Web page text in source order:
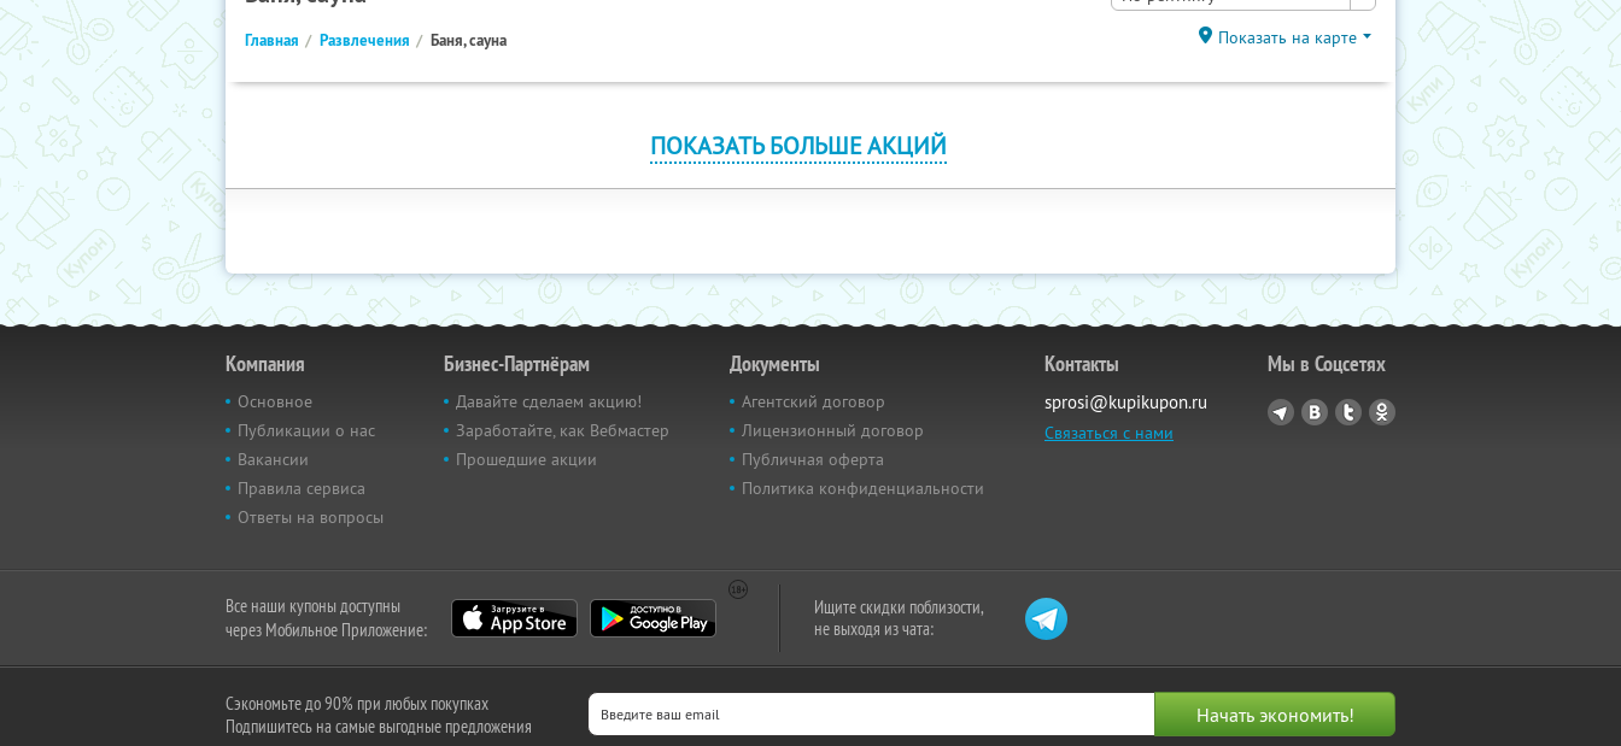
Главная Развлечения Баня, сауна Показать на карте
ПОКАЗАТЬ БОЛЬШЕ АКЦИЙ
Компания
Основное
Публикации о нас
Вакансии
Правила сервиса
Ответы на вопросы
Бизнес-Партнёрам
Давайте сделаем акцию!
Заработайте, как Вебмастер
Прошедшие акции
Документы
Агентский договор
Лицензионный договор
Публичная оферта
Политика конфиденциальности
Контакты
sprosi@kupikupon.ru
Связаться с нами
Мы в Соцсетях
Все наши купоны доступны
через Мобильное Приложение:
Ищите скидки поблизости,
не выходя из чата:
Сэкономьте до 90% при любых покупках
Подпишитесь на самые выгодные предложения